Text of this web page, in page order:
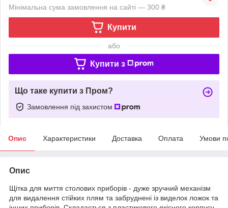
Мінімальна сума замовлення на сайті — 300 ₴
Купити
або
Купити з
Що таке купити з Пром?
Замовлення під захистом
Опис Характеристики Доставка Оплата Умови
Опис
Щітка для миття столових приборів - дуже зручний механізм
для видалення стійких плям та забруднені із виделок ложок та